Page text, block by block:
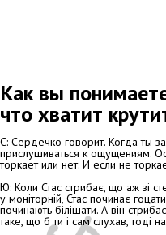
Как вы
что хватит
С: Сердечко говорит. Когда ты
прислушиваться к ощущениям.
торкает или нет. И если не
Ю: Коли Стас стрибає, що аж зі
у моніторній, Стас починає
починають білішати. А він
таке, що б ти і сам слухав, тоді